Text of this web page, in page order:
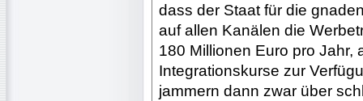
dass der Staat für die
auf allen Kanälen die
180 Millionen Euro pro Jahr,
Integrationskurse zur
jammern dann zwar über